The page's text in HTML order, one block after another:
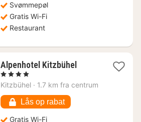
Svømmepøl
Gratis Wi-Fi
Restaurant
Alpenhotel Kitzbühel1
fra
, 4 Stjerner
Kitzbühel · 1.7 km fra centrum
Lås op rabat
Gratis Wi-Fi